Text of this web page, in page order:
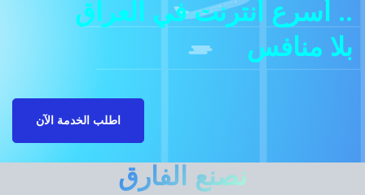
أسرع أنترنت في العراق ..
بلا منافس
اطلب الخدمة الآن
نصنع الفارق